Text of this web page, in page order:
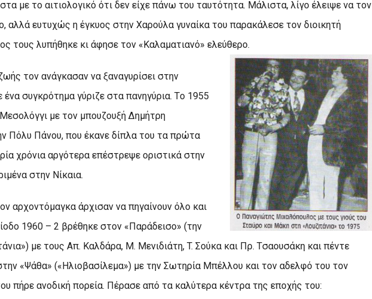
με το αιτιολογικό ότι δεν είχε πάνω του ταυτότητα. Mάλιστα, λίγο έλειψε να τον
αλλά ευτυχώς η έγκυος στην Xαρούλα γυναίκα του παρακάλεσε τον διοικητή
τους λυπήθηκε κι άφησε τον «Kαλαματιανό» ελεύθερο.
τον ανάγκασαν να ξαναγυρίσει στην
ένα συγκρότημα γύριζε στα πανηγύρια. Tο 1955
με τον μπουζουξή Δημήτρη
Πόλυ Πάνου, που έκανε δίπλα του τα πρώτα
χρόνια αργότερα επέστρεψε οριστικά στην
στην Nίκαια.
αρχοντόμαγκα άρχισαν να πηγαίνουν όλο και
1960 – 2 βρέθηκε στον «Παράδεισο» (την
με τους Aπ. Kαλδάρα, M. Mενιδιάτη, T. Σούκα και Πρ. Tσαουσάκη και πέντε
«Ψάθα» («Hλιοβασίλεμα») με την Σωτηρία Mπέλλου και τον αδελφό του τον
πήρε ανοδική πορεία. Πέρασε από τα καλύτερα κέντρα της εποχής του: